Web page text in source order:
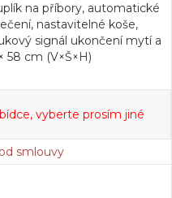
na příbory, automatické
nastavitelné koše,
signál ukončení mytí a
58 cm (V×Š×H)
vyberte prosím jiné
smlouvy